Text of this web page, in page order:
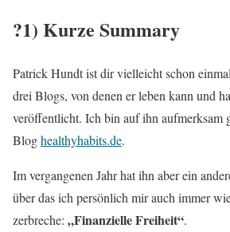
?1) Kurze Summary
Patrick Hundt ist dir vielleicht schon
drei Blogs, von denen er leben kann und
veröffentlicht. Ich bin auf ihn aufmerksam
Bloghealthyhabits.de.
Im vergangenen Jahr hat ihn aber ein
über das ich persönlich mir auch immer
zerbreche: „Finanzielle Freiheit“.